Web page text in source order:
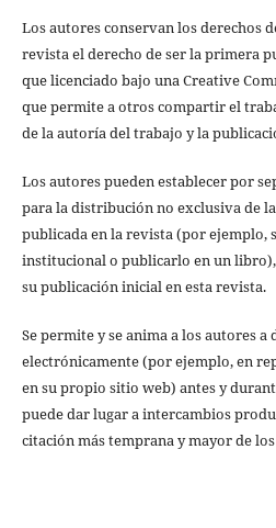
Los autores conservan los derechos
revista el derecho de ser la primera
que licenciado bajo una Creative
que permite a otros compartir el
de la autoría del trabajo y la
Los autores pueden establecer por
para la distribución no exclusiva de
publicada en la revista (por
institucional o publicarlo en un
su publicación inicial en esta revista.
Se permite y se anima a los autores
electrónicamente (por ejemplo, en
en su propio sitio web) antes y
puede dar lugar a intercambios
citación más temprana y mayor de